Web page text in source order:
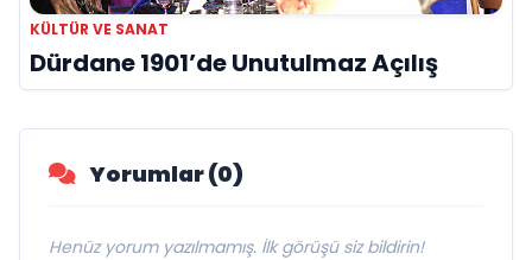
KÜLTÜR VE SANAT
Dürdane 1901’de Unutulmaz Açılış
Yorumlar (0)
Henüz yorum yazılmamış. İlk görüşü siz bildirin!